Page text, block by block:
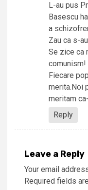
L-au pus
Basescu
a
Zau ca s-
Se zice ca
comunism!
Fiecare
merita.Noi
meritam
Reply
Leave a Reply
Your email
Required fields